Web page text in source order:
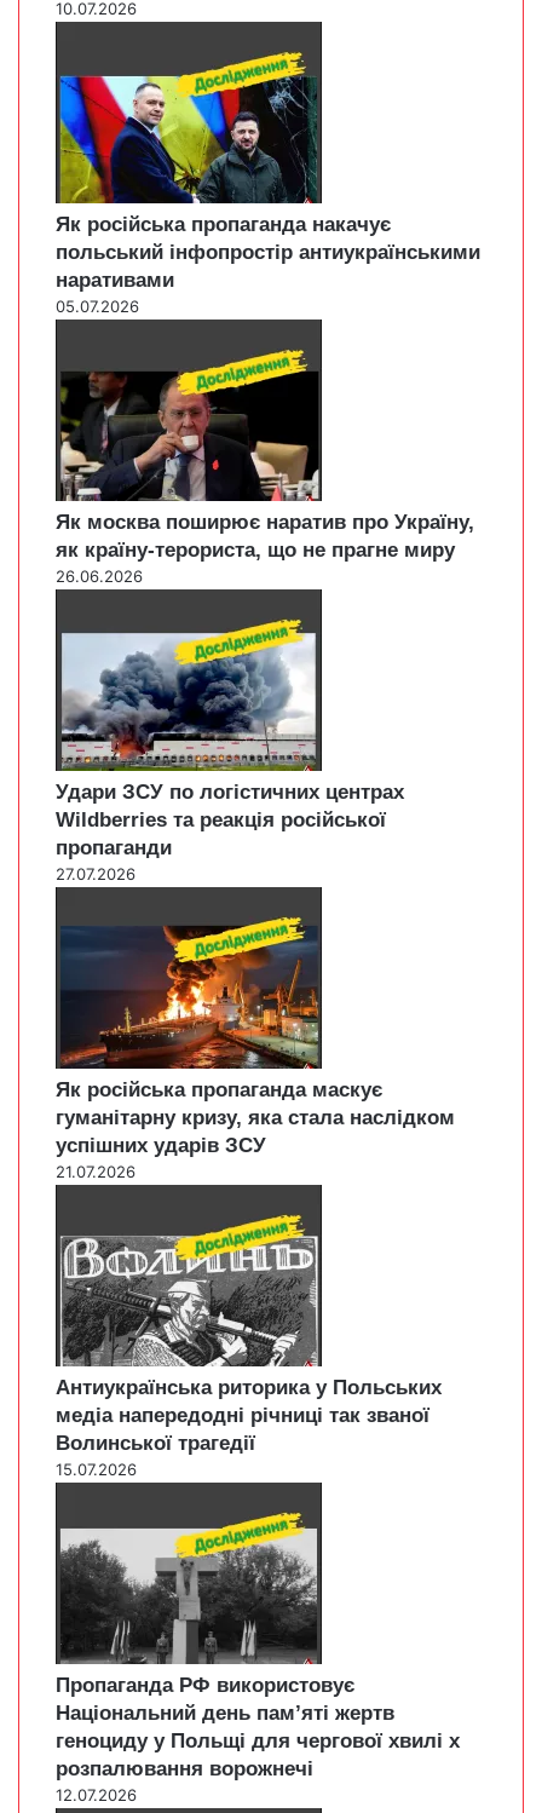
10.07.2026
Як російська пропаганда накачує
польський інфопростір антиукраїнськими
наративами
05.07.2026
Як москва поширює наратив про Україну,
як країну-терориста, що не прагне миру
26.06.2026
Удари ЗСУ по логістичних центрах
Wildberries та реакція російської
пропаганди
27.07.2026
Як російська пропаганда маскує
гуманітарну кризу, яка стала наслідком
успішних ударів ЗСУ
21.07.2026
Антиукраїнська риторика у Польських
медіа напередодні річниці так званої
Волинської трагедії
15.07.2026
Пропаганда РФ використовує
Національний день пам’яті жертв
геноциду у Польщі для чергової хвилі х
розпалювання ворожнечі
12.07.2026